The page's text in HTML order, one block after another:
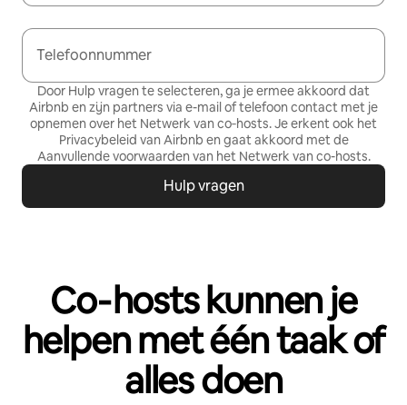
Telefoonnummer
Door Hulp vragen te selecteren, ga je ermee akkoord dat
Airbnb en zijn partners via e-mail of telefoon contact met je
opnemen over het Netwerk van co‑hosts. Je erkent ook het
Privacybeleid van Airbnb en gaat akkoord met de
Aanvullende voorwaarden van het Netwerk van co-hosts.
Hulp vragen
Co‑hosts kunnen je
helpen met één taak of
alles doen